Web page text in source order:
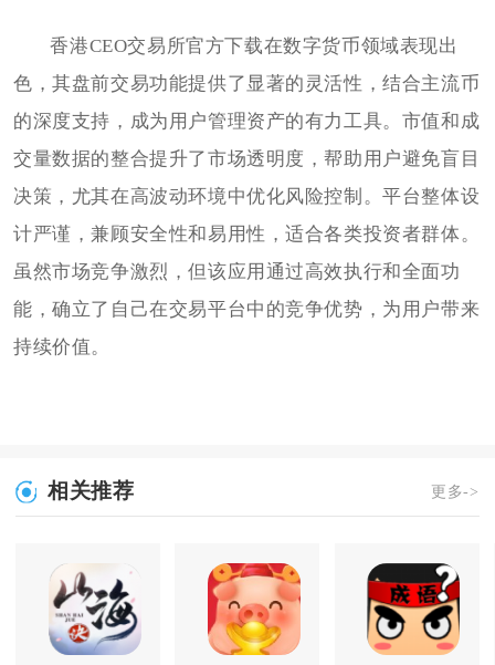
香港CEO交易所官方下载在数字货币领域表现出
色，其盘前交易功能提供了显著的灵活性，结合主流币
的深度支持，成为用户管理资产的有力工具。市值和成
交量数据的整合提升了市场透明度，帮助用户避免盲目
决策，尤其在高波动环境中优化风险控制。平台整体设
计严谨，兼顾安全性和易用性，适合各类投资者群体。
虽然市场竞争激烈，但该应用通过高效执行和全面功
能，确立了自己在交易平台中的竞争优势，为用户带来
持续价值。
相关推荐 更多->